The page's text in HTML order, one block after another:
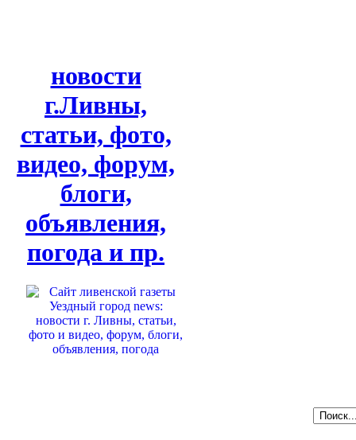
новости
г.Ливны,
статьи, фото,
видео, форум,
блоги,
объявления,
погода и пр.